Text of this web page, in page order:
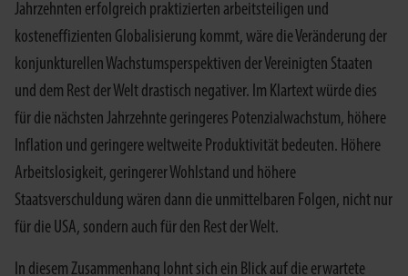
Jahrzehnten erfolgreich praktizierten arbeitsteiligen und
kosteneffizienten Globalisierung kommt, wäre die Veränderung der
konjunkturellen Wachstumsperspektiven der Vereinigten Staaten
und dem Rest der Welt drastisch negativer. Im Klartext würde dies
für die nächsten Jahrzehnte geringeres Potenzialwachstum, höhere
Inflation und geringere weltweite Produktivität bedeuten. Höhere
Arbeitslosigkeit, geringerer Wohlstand und höhere
Staatsverschuldung wären dann die unmittelbaren Folgen, nicht nur
für die USA, sondern auch für den Rest der Welt.
In diesem Zusammenhang lohnt sich ein Blick auf die erwartete